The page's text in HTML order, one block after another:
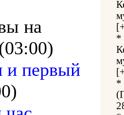
на
и первый
*
*